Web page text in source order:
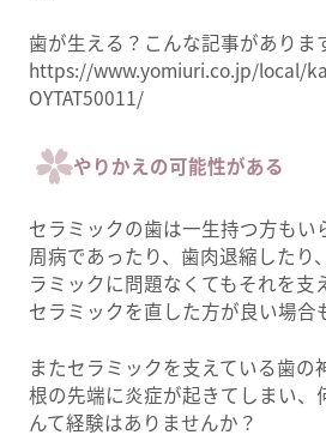
歯が生える？こんな記事がありま
https://www.yomiuri.co.jp/local/
OYTAT50011/
やりかえの可能性がある
セラミックの歯は一生持つ方もい
周病であったり、歯肉退縮したり
ラミックに問題なくてもそれを支
セラミックを直した方が良い場合
またセラミックを支えている歯の
根の先端に炎症が起きてしまい、
んて経験はありませんか？